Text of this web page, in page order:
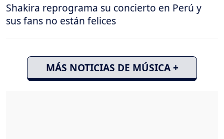
Shakira reprograma su concierto en Perú y
sus fans no están felices
MÁS NOTICIAS DE MÚSICA +